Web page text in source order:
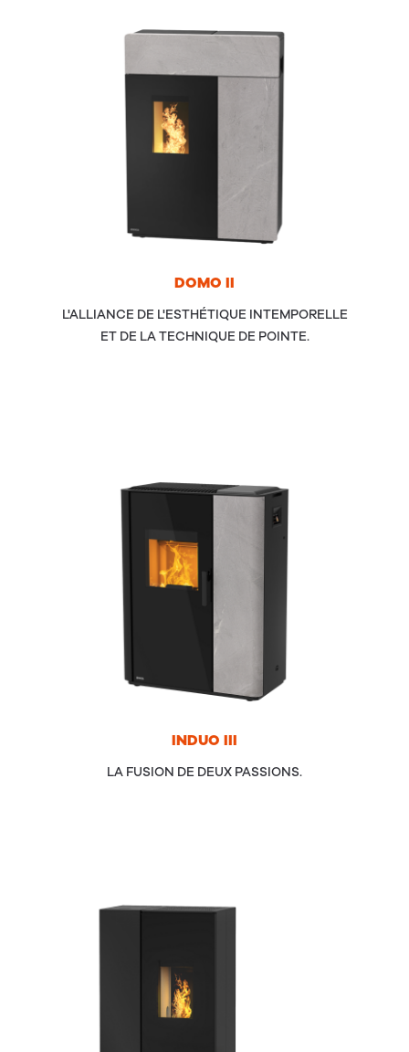
DOMO II
L'ALLIANCE DE L'ESTHÉTIQUE INTEMPORELLE
ET DE LA TECHNIQUE DE POINTE.
INDUO III
LA FUSION DE DEUX PASSIONS.